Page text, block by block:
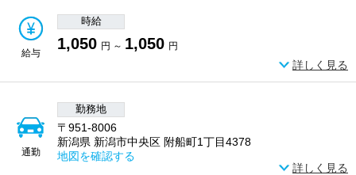
給与
時給
1,050 円 ～ 1,050 円
詳しく見る
通勤
勤務地
〒951-8006
新潟県 新潟市中央区 附船町1丁目4378
地図を確認する
詳しく見る